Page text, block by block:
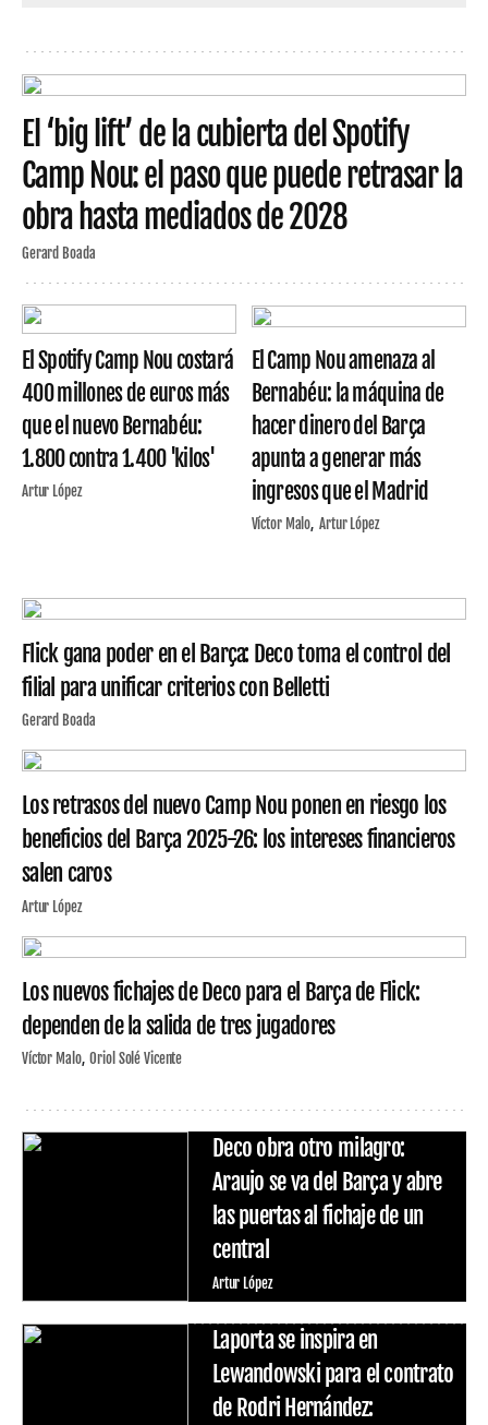
El ‘big lift’ de la cubierta del Spotify
Camp Nou: el paso que puede retrasar la
obra hasta mediados de 2028
Gerard Boada
El Spotify Camp Nou costará
400 millones de euros más
que el nuevo Bernabéu:
1.800 contra 1.400 'kilos'
Artur López
El Camp Nou amenaza al
Bernabéu: la máquina de
hacer dinero del Barça
apunta a generar más
ingresos que el Madrid
Víctor Malo Artur López
Flick gana poder en el Barça: Deco toma el control del
filial para unificar criterios con Belletti
Gerard Boada
Los retrasos del nuevo Camp Nou ponen en riesgo los
beneficios del Barça 2025-26: los intereses financieros
salen caros
Artur López
Los nuevos fichajes de Deco para el Barça de Flick:
dependen de la salida de tres jugadores
Víctor Malo Oriol Solé Vicente
Deco obra otro milagro:
Araujo se va del Barça y abre
las puertas al fichaje de un
central
Artur López
Laporta se inspira en
Lewandowski para el contrato
de Rodri Hernández: